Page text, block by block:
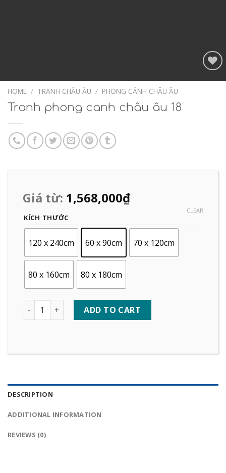
Add to
HOME / TRANH CHÂU ÂU / PHONG CẢNH CHÂU ÂU
Tranh phong canh châu âu 18
Giá từ: 1,568,000₫
KÍCH THƯỚC
120 x 240cm 60 x 90cm 70 x 120cm
80 x 160cm 80 x 180cm
CLEAR
Quantity ADD TO CART
DESCRIPTION
ADDITIONAL INFORMATION
REVIEWS (0)